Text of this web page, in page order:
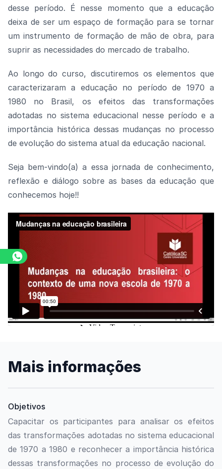
desse período. É nesse momento que a educação
deixa de ser um espaço de formação para se tornar
um instrumento de formação de mão de obra, para
suprir as necessidades do mercado de trabalho.
Ao longo do curso, discutiremos os elementos que
caracterizaram a educação no período de 1970 a
1980 no Brasil, os efeitos das transformações
adotadas no sistema educacional nesse período e a
importância histórica dessas mudanças no processo
de evolução do sistema atual da educação nacional.
Seja bem-vindo(a) a essa jornada de conhecimento,
reflexão e diálogo sobre as bases da educação que
conhecemos hoje!!
Assista o vídeo
Mais informações
Objetivos
Capacitar os participantes para analisar os efeitos
das transformações adotadas no sistema educacional
de 1970 a 1980 e reconhecer a importância histórica
dessas transformações no processo de evolução do